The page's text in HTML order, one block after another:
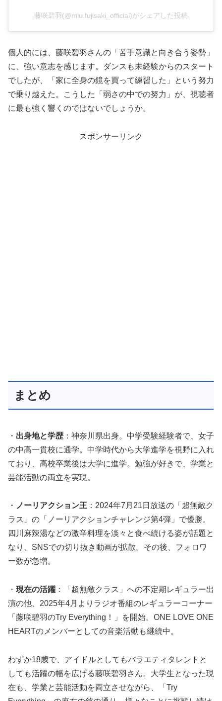
藤咲碧羽(@miu.fujisaki_official)がシェアした投稿
個人的には、藤咲碧羽さんの「苦手意識と向き合う姿勢」
に、強い意志を感じます。ダンスも未経験からのスタート
でしたが、「家に全身の鏡を買って練習した」という努力
で乗り越えた。こうした「弱さの中での努力」が、視聴者
に最も強く響くのではないでしょうか。
スポンサーリンク
まとめ
・ 出身地と学歴 ：神奈川県出身。中学受験経験者で、女子
の中高一貫校に通学。中学時代から大学進学を視野に入れ
ており、高校卒業後は大学に進学。勉強が好きで、学業と
芸能活動の両立を実現。
・ ノーリアクション王 ：2024年7月21日放送の「超無敵ク
ラス」の「ノーリアクションチャレンジ第4弾」で優勝。
四川麻辣湯などの激辛料理を淡々と食べ続ける姿が話題と
なり、SNSでの切り抜き動画が拡散。その後、フォロワ
ー数が急増。
・ 現在の活躍 ：「超無敵クラス」への不定期レギュラー出
演の他、2025年4月よりラジオ番組のレギュラーコーナー
「藤咲碧羽のTry Everything！」を開始。ONE LOVE ONE
HEARTのメンバーとしての音楽活動も継続中。
わずか18歳で、アイドルとしてもバラエティタレントと
しても活躍の幅を広げる藤咲碧羽さん。大学生となった現
在も、学業と芸能活動を両立させながら、「Try